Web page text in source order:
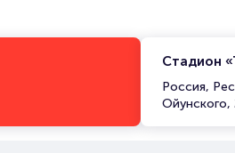
Стадион
Россия,
Ойунского,